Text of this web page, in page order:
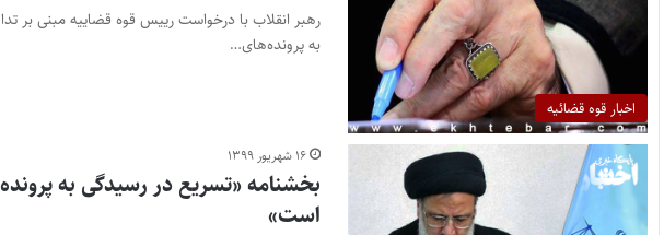
اخبار قوه قضائیه
رهبر انقلاب با درخواست رییس قوه قضاییه مبنی بر
به پرونده‌های…
۱۶ شهریور ۱۳۹۹
بخشنامه «تسریع در رسیدگی به
است»